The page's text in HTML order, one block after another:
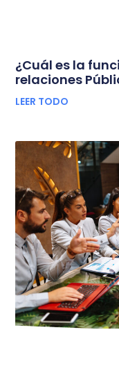
¿Cuál es la
relaciones
LEER TODO